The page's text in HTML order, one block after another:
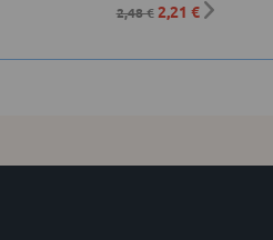
2,48 € 2,21 €